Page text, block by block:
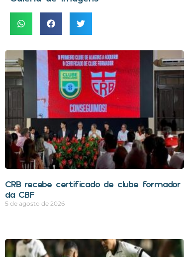
CRB recebe certificado de clube formador
da CBF
5 de agosto de 2026